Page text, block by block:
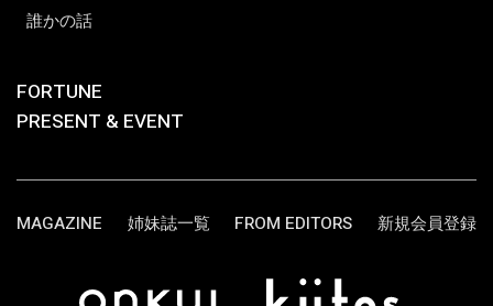
誰かの話
FORTUNE
PRESENT & EVENT
MAGAZINE 姉妹誌一覧 FROM EDITORS 新規会員登録